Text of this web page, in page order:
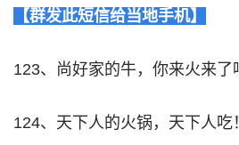
【群发此短信给当地手机】
123、尚好家的牛，你来火来了
124、天下人的火锅，天下人吃！